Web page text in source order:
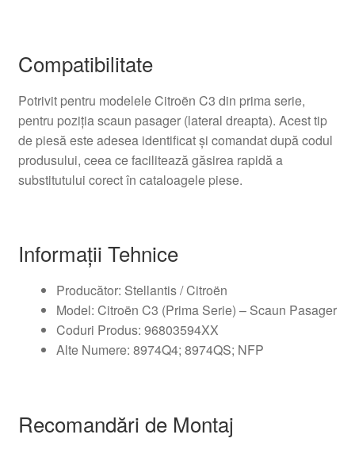
Compatibilitate
Potrivit pentru modelele Citroën C3 din prima serie,
pentru poziția scaun pasager (lateral dreapta). Acest tip
de piesă este adesea identificat și comandat după codul
produsului, ceea ce facilitează găsirea rapidă a
substitutului corect în cataloagele piese.
Informații Tehnice
Producător: Stellantis / Citroën
Model: Citroën C3 (Prima Serie) – Scaun Pasager
Coduri Produs: 96803594XX
Alte Numere: 8974Q4; 8974QS; NFP
Recomandări de Montaj